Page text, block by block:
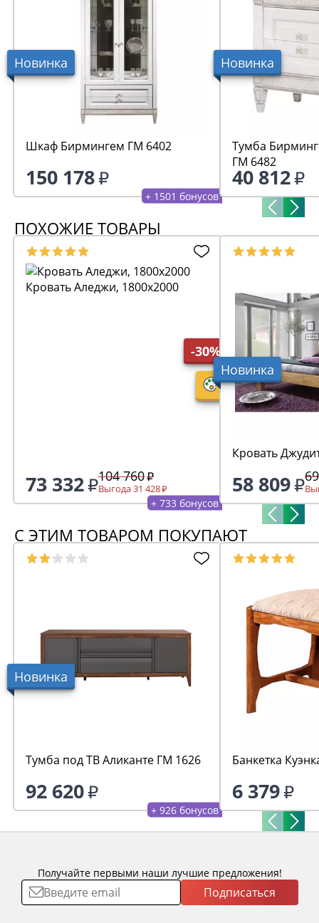
Новинка
Шкаф Бирмингем ГМ 6402
150 178
+ 1501 бонусов
Новинка
Тумба
ГМ 6482
40 812
ПОХОЖИЕ ТОВАРЫ
-30%
Кровать Аледжи, 1800х2000
73 332 104 760
Выгода 31 428
+ 733 бонусов
Новинка
Кровать
58 809
С ЭТИМ ТОВАРОМ ПОКУПАЮТ
Новинка
Тумба под ТВ Аликанте ГМ 1626
92 620
+ 926 бонусов
Банкетка
6 379
Получайте первыми наши лучшие предложения!
Подписаться